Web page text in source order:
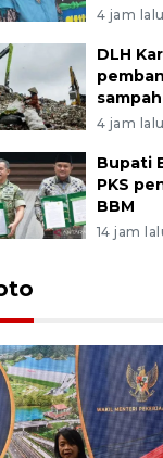
4 jam lalu
DLH
4 jam lalu
Bupati
PKS
BBM
14 jam